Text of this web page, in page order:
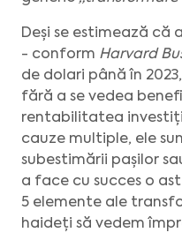
Deși se estimează că
- conform Harvard
de dolari până în
fără a se vedea
rentabilitatea
cauze multiple, ele
subestimării pașilor
a face cu succes o
5 elemente ale
haideți să vedem